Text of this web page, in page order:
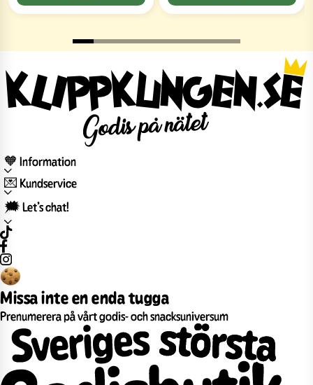
🧡 Information
💌 Kundservice
🗯️ Let’s chat!
Missa inte en enda tugga
Prenumerera på vårt godis- och snacksuniversum